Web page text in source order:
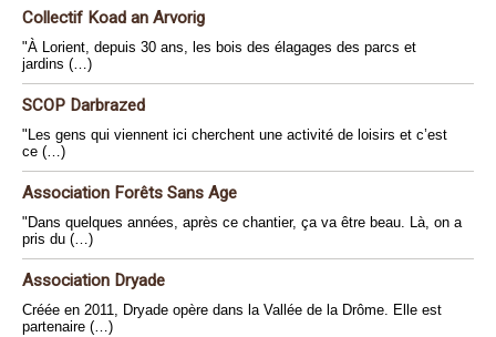
Collectif Koad an Arvorig
"À Lorient, depuis 30 ans, les bois des élagages des parcs et
jardins (…)
SCOP Darbrazed
"Les gens qui viennent ici cherchent une activité de loisirs et c’est
ce (…)
Association Forêts Sans Age
"Dans quelques années, après ce chantier, ça va être beau. Là, on a
pris du (…)
Association Dryade
Créée en 2011, Dryade opère dans la Vallée de la Drôme. Elle est
partenaire (…)